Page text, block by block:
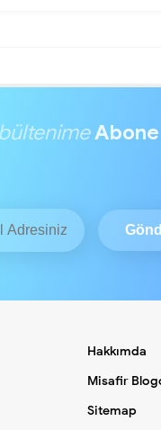
Hakkımda
Misafir
Sitemap